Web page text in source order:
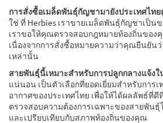
การสั่งซื้อเมล็ดพันธุ์กัญชามายังประเทศไทย
ใช่ ที่ Herbies เราขายเมล็ดพันธุ์กัญชาเป็น
เราขอให้คุณตรวจสอบกฎหมายท้องถิ่นของ
เนื่องจากการสั่งซื้อหมายความว่าคุณยืนยั
เหล่านั้น
สายพันธุ์นี้เหมาะสำหรับการปลูกกลางแจ้งใ
แน่นอน เป็นตัวเลือกที่ยอดเยี่ยมสำหรับการ
อากาศของประเทศไทย เพื่อให้ได้ผลลัพธ์ที่
ตรวจสอบความต้องการเฉพาะของสายพัน
และเปรียบเทียบกับสภาพท้องถิ่นของคุณ